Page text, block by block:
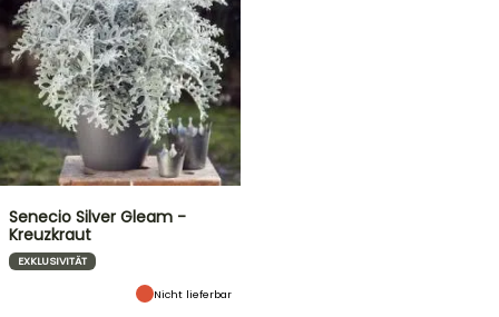
Senecio Silver Gleam -
Kreuzkraut
EXKLUSIVITÄT
Nicht lieferbar